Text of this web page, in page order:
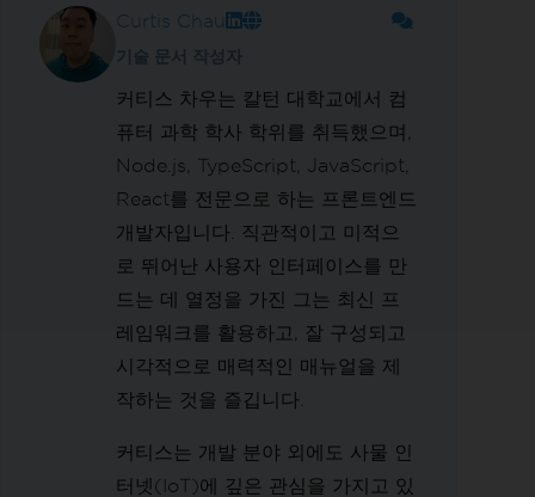
Curtis Chau
기술 문서 작성자
커티스 차우는 칼턴 대학교에서 컴
퓨터 과학 학사 학위를 취득했으며,
Node.js, TypeScript, JavaScript,
React를 전문으로 하는 프론트엔드
개발자입니다. 직관적이고 미적으
로 뛰어난 사용자 인터페이스를 만
드는 데 열정을 가진 그는 최신 프
레임워크를 활용하고, 잘 구성되고
시각적으로 매력적인 매뉴얼을 제
작하는 것을 즐깁니다.
커티스는 개발 분야 외에도 사물 인
터넷(IoT)에 깊은 관심을 가지고 있